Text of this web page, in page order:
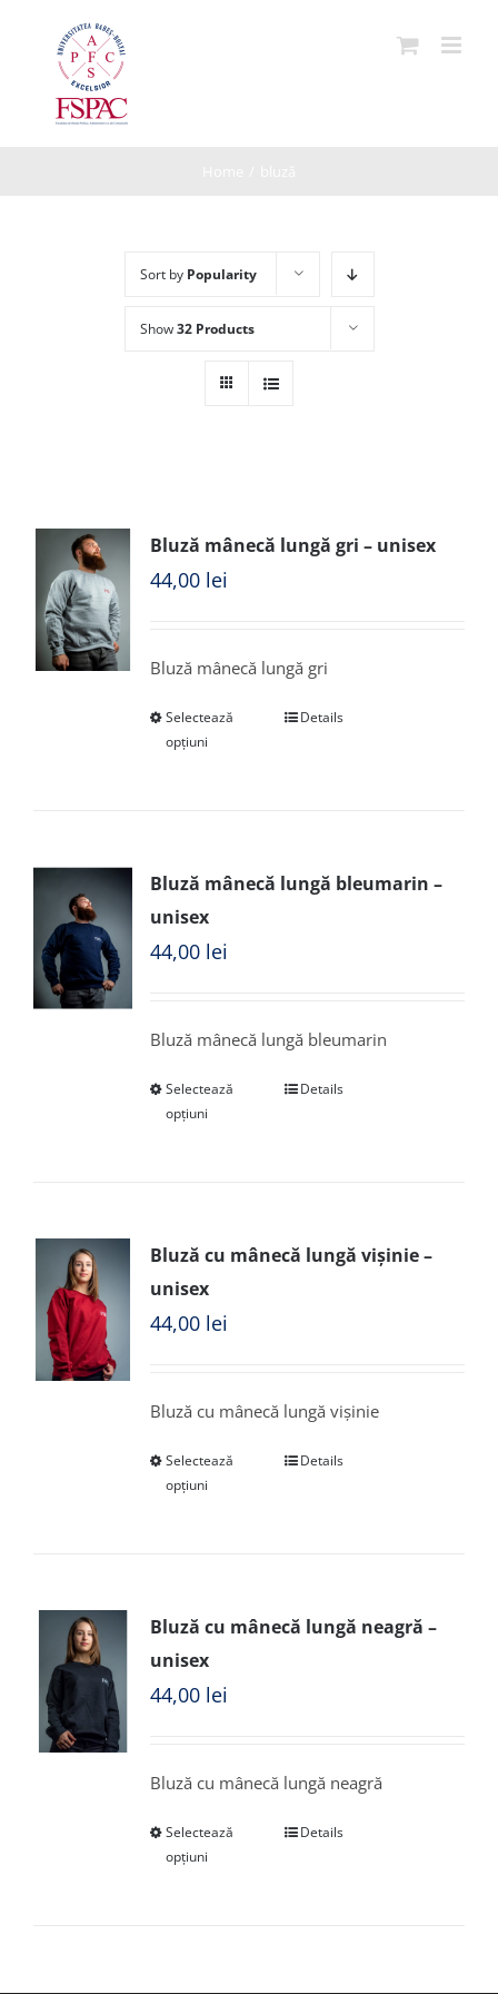
Sort by Popularity
Show32 Products
Bluză mânecă lungă gri – unisex
44,00 lei
Bluză mânecă lungă gri
Selectează
opțiuni
Details
Bluză mânecă lungă bleumarin –
unisex
44,00 lei
Bluză mânecă lungă bleumarin
Selectează
opțiuni
Details
Bluză cu mânecă lungă vișinie –
unisex
44,00 lei
Bluză cu mânecă lungă vișinie
Selectează
opțiuni
Details
Bluză cu mânecă lungă neagră –
unisex
44,00 lei
Bluză cu mânecă lungă neagră
Selectează
opțiuni
Details